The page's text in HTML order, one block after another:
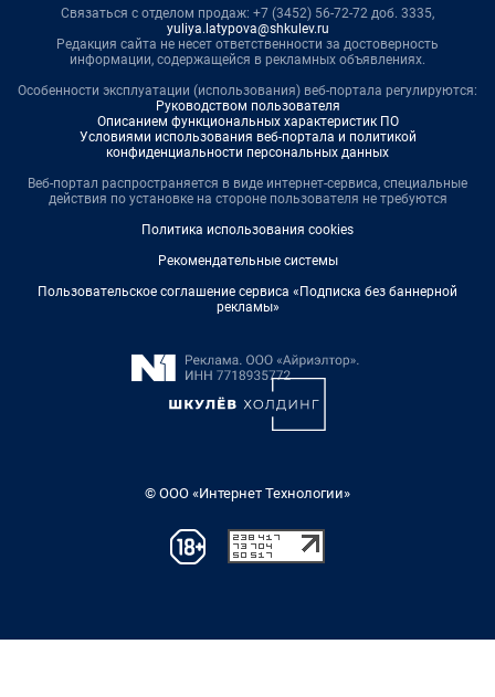
Связаться с отделом продаж: +7 (3452) 56-72-72 доб. 3335,
yuliya.latypova@shkulev.ru
Редакция сайта не несет ответственности за достоверность
информации, содержащейся в рекламных объявлениях.
Особенности эксплуатации (использования) веб-портала регулируются:
Руководством пользователя
Описанием функциональных характеристик ПО
Условиями использования веб-портала и политикой
конфиденциальности персональных данных
Веб-портал распространяется в виде интернет-сервиса, специальные
действия по установке на стороне пользователя не требуются
Политика использования cookies
Рекомендательные системы
Пользовательское соглашение сервиса «Подписка без баннерной
рекламы»
© ООО «Интернет Технологии»